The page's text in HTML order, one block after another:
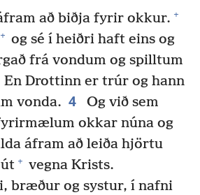
að biðja fyrir okkur. +
+ og sé í heiðri haft eins og
frá vondum og spilltum
En Drottinn er trúr og hann
vonda. 4
Og við sem
okkar núna og
áfram að leiða hjörtu
+ vegna Krists.
bræður og systur, í nafni